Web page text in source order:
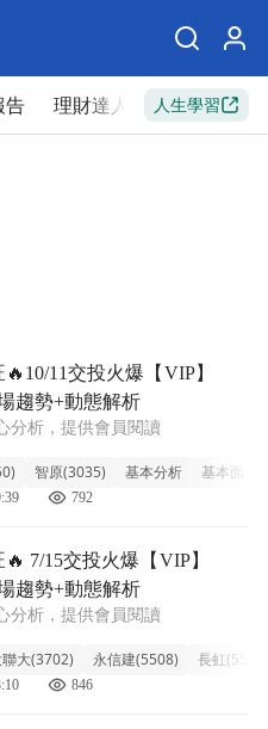
告 理財達人 新手入門
人生學習
爆【VIP】#盤後，市場趨勢+
11交投火爆【VIP】
趨勢+動態解析
分析，提供會員閱讀
智原(3035) 基本分析 基本面
792
【VIP】#盤後，市場趨勢+
7/15交投火爆【VIP】
趨勢+動態解析
分析，提供會員閱讀
聯大(3702) 永信建(5508) 長虹(5534)
846